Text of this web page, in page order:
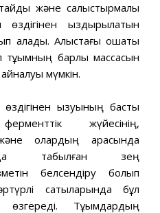
және салыстырмалы
қыздырылатын
қалады. Алыстағы ошақты
тұқымның барлық массасын
мүмкін.
қызуының басты
жүйесінің,
олардың арасында
табылған зең
белсендіру болып
сатыларында бұл
өзгереді. Тұқымдардың